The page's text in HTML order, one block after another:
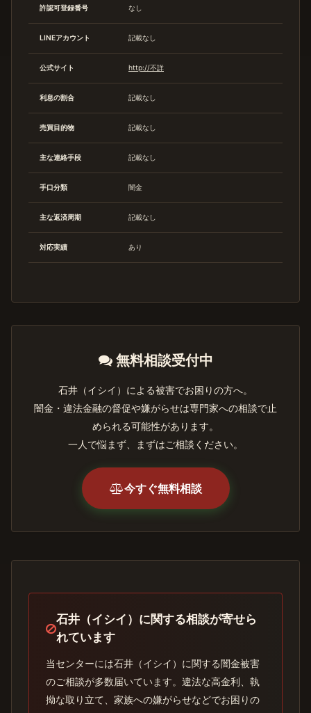
許認可登録番号 なし
LINEアカウント 記載なし
公式サイト http://不詳
利息の割合 記載なし
売買目的物 記載なし
主な連絡手段 記載なし
手口分類 闇金
主な返済周期 記載なし
対応実績 あり
無料相談受付中
石井（イシイ）による被害でお困りの方へ。
闇金・違法金融の督促や嫌がらせは専門家への相談で止
められる可能性があります。
一人で悩まず、まずはご相談ください。
今すぐ無料相談
石井（イシイ）に関する相談が寄せら
れています
当センターには石井（イシイ）に関する闇金被害
のご相談が多数届いています。違法な高金利、執
拗な取り立て、家族への嫌がらせなどでお困りの